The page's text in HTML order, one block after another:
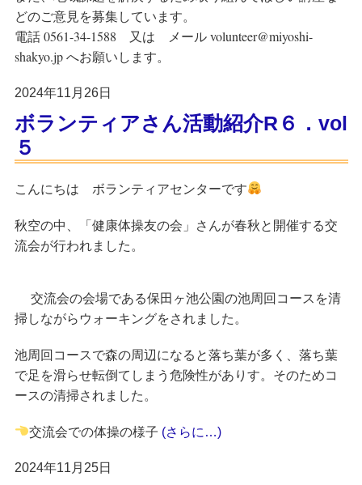
どのご意見を募集しています。
電話 0561-34-1588 又は メール volunteer@miyoshi-
shakyo.jp へお願いします。
2024年11月26日
ボランティアさん活動紹介R６．vol
５
こんにちは ボランティアセンターです
秋空の中、 「健康体操友の会」さんが春秋と開催する交
流会が行われました。
交流会の会場である保田ヶ池公園の池周回コースを清
掃しながらウォーキングをされました。
池周回コースで森の周辺になると落ち葉が多く、落ち葉
で足を滑らせ転倒てしまう危険性がありす。そのためコ
ースの清掃されました。
交流会での体操の様子 (さらに…)
2024年11月25日